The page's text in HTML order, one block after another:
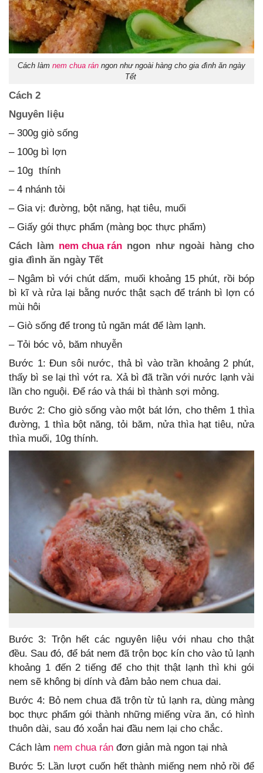
Cách làm nem chua rán ngon như ngoài hàng cho gia đình ăn ngày
Tết
Cách 2
Nguyên liệu
– 300g giò sống
– 100g bì lợn
– 10g thính
– 4 nhánh tỏi
– Gia vị: đường, bột năng, hạt tiêu, muối
– Giấy gói thực phẩm (màng bọc thực phẩm)
Cách làm nem chua rán ngon như ngoài hàng cho
gia đình ăn ngày Tết
– Ngâm bì với chút dấm, muối khoảng 15 phút, rồi bóp
bì kĩ và rửa lại bằng nước thật sạch để tránh bì lợn có
mùi hôi
– Giò sống để trong tủ ngăn mát để làm lạnh.
– Tỏi bóc vỏ, băm nhuyễn
Bước 1: Đun sôi nước, thả bì vào trần khoảng 2 phút,
thấy bì se lại thì vớt ra. Xả bì đã trần với nước lạnh vài
lần cho nguội. Để ráo và thái bì thành sợi mỏng.
Bước 2: Cho giò sống vào một bát lớn, cho thêm 1 thìa
đường, 1 thìa bột năng, tỏi băm, nửa thìa hạt tiêu, nửa
thìa muối, 10g thính.
Bước 3: Trộn hết các nguyên liệu với nhau cho thật
đều. Sau đó, để bát nem đã trộn bọc kín cho vào tủ lạnh
khoảng 1 đến 2 tiếng để cho thịt thật lạnh thì khi gói
nem sẽ không bị dính và đảm bảo nem chua dai.
Bước 4: Bỏ nem chua đã trộn từ tủ lạnh ra, dùng màng
bọc thực phẩm gói thành những miếng vừa ăn, có hình
thuôn dài, sau đó xoắn hai đầu nem lại cho chắc.
Cách làm nem chua rán đơn giản mà ngon tại nhà
Bước 5: Lần lượt cuốn hết thành miếng nem nhỏ rồi để